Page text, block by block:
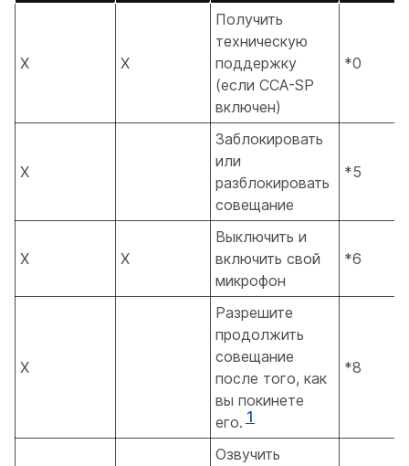
X X
Получить
техническую
поддержку
(если CCA-SP
включен)
*0
X
Заблокировать
или
разблокировать
совещание
*5
X X
Выключить и
включить свой
микрофон
*6
X
Разрешите
продолжить
совещание
после того, как
вы покинете
его. 1
*8
Озвучить